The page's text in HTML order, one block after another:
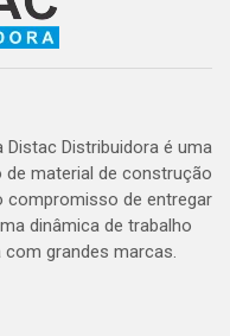
Distribuidora é uma
material de construção
compromisso de entregar
dinâmica de trabalho
grandes marcas.